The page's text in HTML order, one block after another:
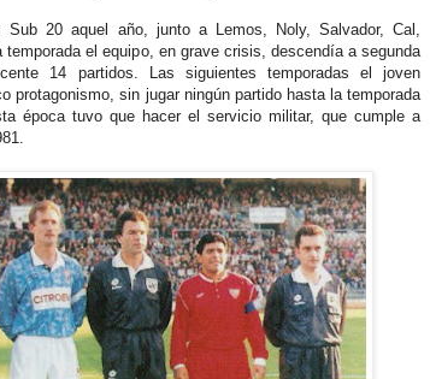
20 aquel año, junto a Lemos, Noly, Salvador, Cal,
temporada el equipo, en grave crisis, descendía a segunda
14 partidos.
Las siguientes temporadas el joven
protagonismo, sin jugar ningún partido hasta la temporada
época tuvo que hacer el servicio militar, que cumple a